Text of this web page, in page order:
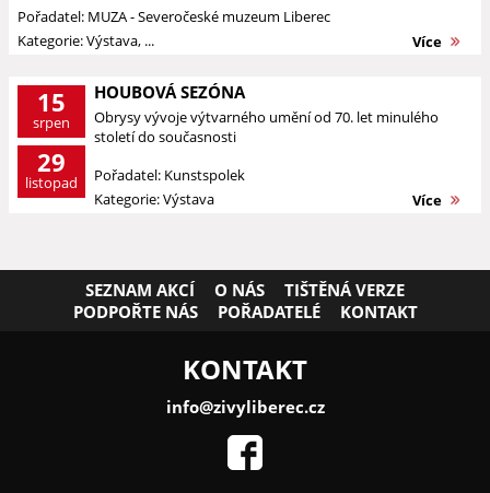
Pořadatel: MUZA - Severočeské muzeum Liberec
Kategorie: Výstava, ...
Více
15
srpen
29
listopad
HOUBOVÁ SEZÓNA
Obrysy vývoje výtvarného umění od 70. let minulého
století do současnosti
Pořadatel: Kunstspolek
Kategorie: Výstava
Více
SEZNAM AKCÍ O NÁS
TIŠTĚNÁ VERZE
PODPOŘTE NÁS
POŘADATELÉ KONTAKT
KONTAKT
info@zivyliberec.cz